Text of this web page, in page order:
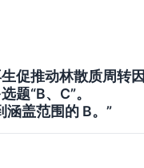
促推动林散质周转因
“B、C”。
盖范围的 B。”